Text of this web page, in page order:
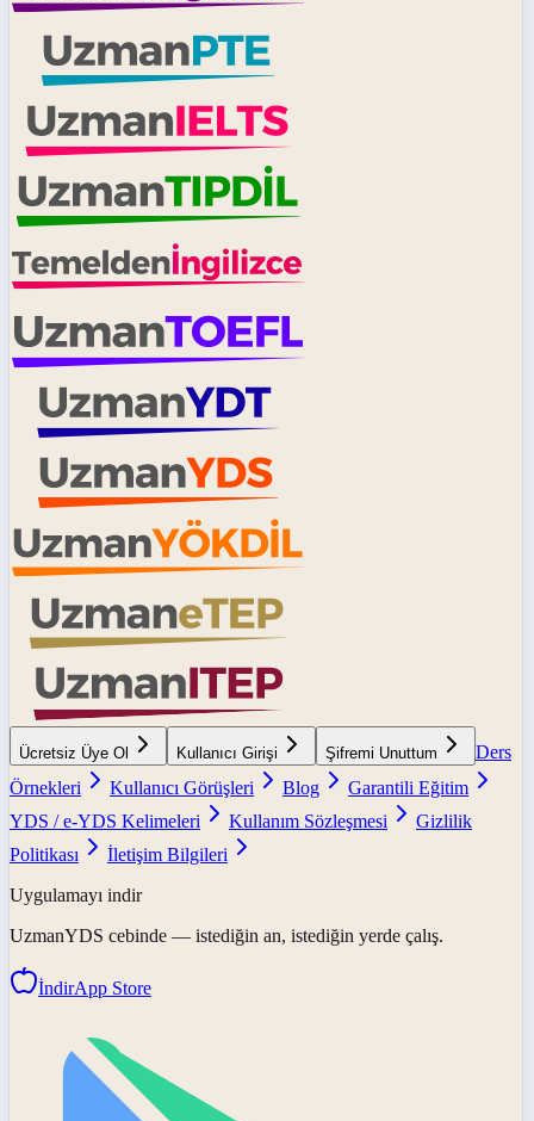
Ücretsiz Üye Ol Kullanıcı Girişi Şifremi Unuttum
Ders
Örnekleri
Kullanıcı Görüşleri Blog
Garantili Eğitim
YDS / e-YDS Kelimeleri
Kullanım Sözleşmesi
Gizlilik
Politikası
İletişim Bilgileri
Uygulamayı indir
UzmanYDS cebinde — istediğin an, istediğin yerde çalış.
İndirApp Store